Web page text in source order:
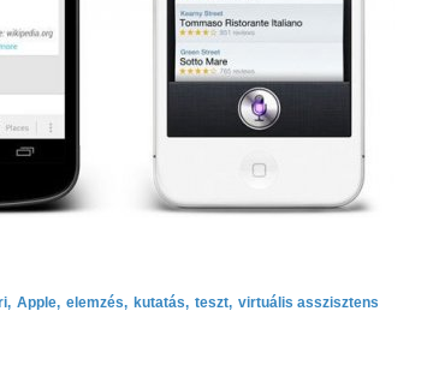
, Apple, elemzés, kutatás, teszt, virtuális asszisztens